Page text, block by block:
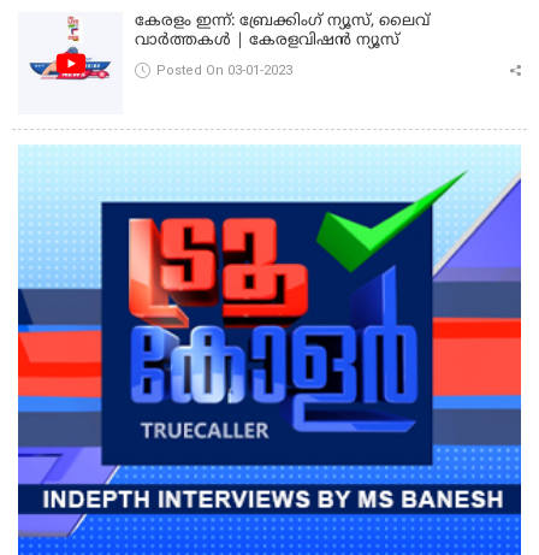
കേരളം ഇന്ന്: ബ്രേക്കിംഗ് ന്യൂസ്, ലൈവ്
വാർത്തകൾ | കേരളവിഷൻ ന്യൂസ്
Posted On 03-01-2023